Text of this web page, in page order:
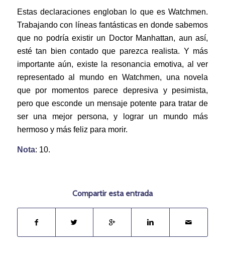
Estas declaraciones engloban lo que es Watchmen.
Trabajando con líneas fantásticas en donde sabemos
que no podría existir un Doctor Manhattan, aun así,
esté tan bien contado que parezca realista. Y más
importante aún, existe la resonancia emotiva, al ver
representado al mundo en Watchmen, una novela
que por momentos parece depresiva y pesimista,
pero que esconde un mensaje potente para tratar de
ser una mejor persona, y lograr un mundo más
hermoso y más feliz para morir.
Nota: 10.
Compartir esta entrada